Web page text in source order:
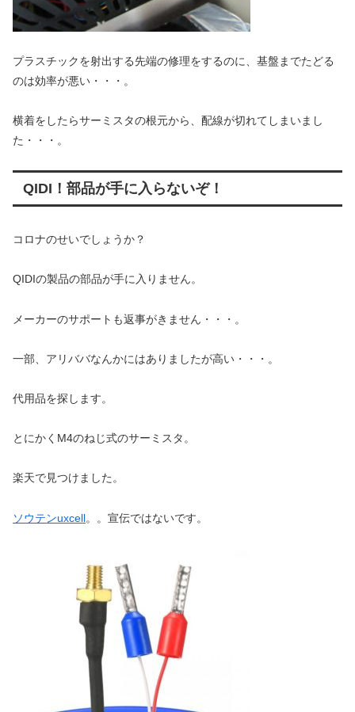
プラスチックを射出する先端の修理をするのに、基盤までたどる
のは効率が悪い・・・。
横着をしたらサーミスタの根元から、配線が切れてしまいまし
た・・・。
QIDI！部品が手に入らないぞ！
コロナのせいでしょうか？
QIDIの製品の部品が手に入りません。
メーカーのサポートも返事がきません・・・。
一部、アリババなんかにはありましたが高い・・・。
代用品を探します。
とにかくM4のねじ式のサーミスタ。
楽天で見つけました。
ソウテンuxcell。。宣伝ではないです。